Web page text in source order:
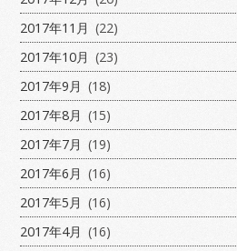
2017年11月 (22)
2017年10月 (23)
2017年9月 (18)
2017年8月 (15)
2017年7月 (19)
2017年6月 (16)
2017年5月 (16)
2017年4月 (16)